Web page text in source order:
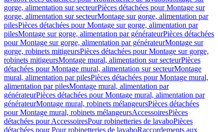
gorge, alimentation sur secteurPièces détachées pour Montage sur
gorge, alimentation sur secteurMontage sur gorge, alimentation par
pilesPièces détachées pour Montage sur gorge, alimentation par
pilesMontage sur gorge, alimentation par générateurPièces détachées
pour Montage sur gorge, alimentation par générateurMontage sur
gorge, robinets mitigeursPièces détachées pour Montage sur gorge,
robinets mitigeursMontage mural, alimentation sur secteurPièces
détachées pour Montage mural, alimentation sur secteurMontage
mural, alimentation par pilesPièces détachées pour Montage mural,
alimentation par pilesMontage mural, alimentation par
générateurPièces détachées pour Montage mural, alimentation par
générateurMontage mural, robinets mélangeursPièces détachées
pour Montage mural, robinets mélangeursAccessoiresPièces
détachées pour AccessoiresPour robinetteries de lavaboPièces
détachées pour Pour robinetteries de lavaboRaccordements aux